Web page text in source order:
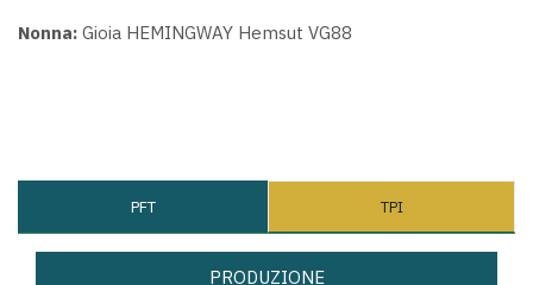
Nonna: Gioia HEMINGWAY Hemsut VG88
PFT TPI
PRODUZIONE